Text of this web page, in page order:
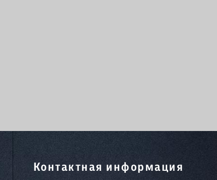
Контактная информация